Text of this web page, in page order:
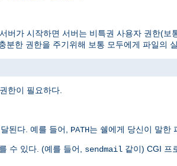
버가 시작하면 서버는 비특권 사용자 권한(보
분한 권한을 주기위해 보통 모두에게 파일의
한이 필요하다.
된다. 예를 들어, PATH는 쉘에게 당신이 말한
수 있다. (예를 들어, sendmail 같이) CGI 프